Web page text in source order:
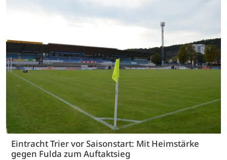
Eintracht Trier vor Saisonstart: Mit Heimstärke
gegen Fulda zum Auftaktsieg